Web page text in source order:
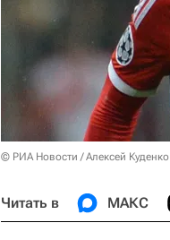
© РИА Новости / Алексей Куденко
Читать в МАКС